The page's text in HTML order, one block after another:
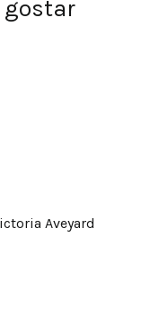
gostar
Aveyard